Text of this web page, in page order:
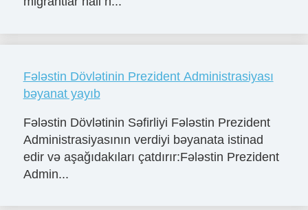
Fələstin Dövlətinin Prezident Administrasiyası
bəyanat yayıb
Fələstin Dövlətinin Səfirliyi Fələstin Prezident
Administrasiyasının verdiyi bəyanata istinad
edir və aşağıdakıları çatdırır:Fələstin Prezident
Admin...